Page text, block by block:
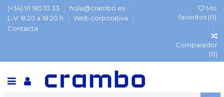
(+34) 91 185 10 33
hola@crambo.es
L-V: 8:20 a 18:20 h
Web corporativa
Contacta
Mis
favoritos (0)
Comparador
(0)